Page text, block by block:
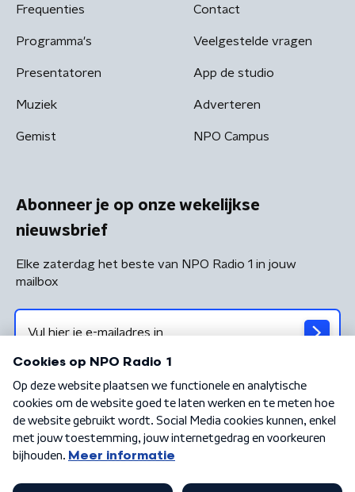
Frequenties
Programma's
Presentatoren
Muziek
Gemist
Contact
Veelgestelde vragen
App de studio
Adverteren
NPO Campus
Abonneer je op onze wekelijkse
nieuwsbrief
Elke zaterdag het beste van NPO Radio 1 in jouw
mailbox
Algemene voorwaarden Privacybeleid